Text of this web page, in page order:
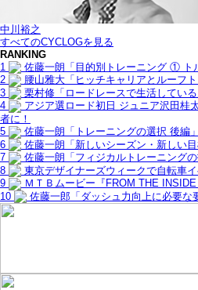
中川裕之
すべてのCYCLOGを見る
RANKING
1
佐藤一朗「目的別トレーニング ① ト
2
腰山雅大「ヒッチキャリアとルーフ
3
栗村修「ロードレースで生活している
4
アジア選ロード初日 ジュニア沢田桂
者に！
5
佐藤一朗「トレーニングの選択 後編」
6
佐藤一朗「新しいシーズン・新しい
7
佐藤一朗「フィジカルトレーニングの
8
東京デザイナーズウィークで自転車
9
ＭＴＢムービー『FROM THE
10
佐藤一郎「ダッシュ力向上に必要な